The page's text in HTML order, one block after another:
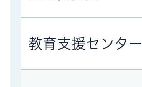
教育支援センター